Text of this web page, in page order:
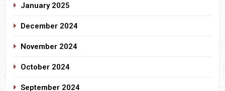
January 2025
December 2024
November 2024
October 2024
September 2024